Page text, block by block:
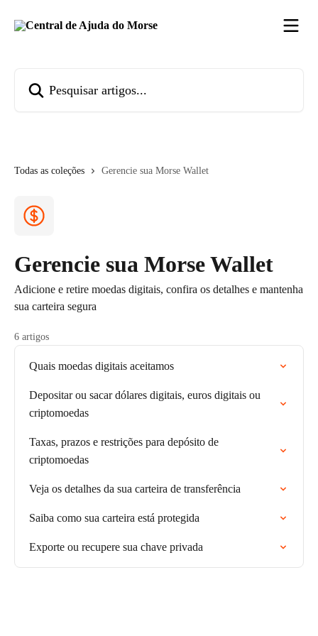
Todas as coleções Gerencie sua Morse Wallet
Gerencie sua Morse Wallet
Adicione e retire moedas digitais, confira os detalhes e mantenha
sua carteira segura
6 artigos
Quais moedas digitais aceitamos
Depositar ou sacar dólares digitais, euros digitais ou
criptomoedas
Taxas, prazos e restrições para depósito de
criptomoedas
Veja os detalhes da sua carteira de transferência
Saiba como sua carteira está protegida
Exporte ou recupere sua chave privada